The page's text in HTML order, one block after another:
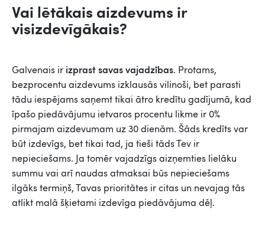
Vai lētākais aizdevums ir
visizdevīgākais?
Galvenais ir izprast savas vajadzības. Protams,
bezprocentu aizdevums izklausās vilinoši, bet parasti
tādu iespējams saņemt tikai ātro kredītu gadījumā, kad
īpašo piedāvājumu ietvaros procentu likme ir 0%
pirmajam aizdevumam uz 30 dienām. Šāds kredīts var
būt izdevīgs, bet tikai tad, ja tieši tāds Tev ir
nepieciešams. Ja tomēr vajadzīgs aizņemties lielāku
summu vai arī naudas atmaksai būs nepieciešams
ilgāks termiņš, Tavas prioritātes ir citas un nevajag tās
atlikt malā šķietami izdevīga piedāvājuma dēļ.